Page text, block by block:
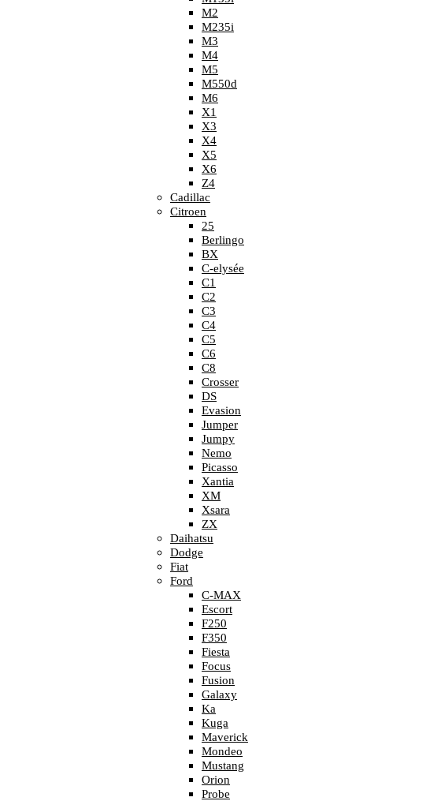
M2
M235i
M3
M4
M5
M550d
M6
X1
X3
X4
X5
X6
Z4
Cadillac
Citroen
25
Berlingo
BX
C-elysée
C1
C2
C3
C4
C5
C6
C8
Crosser
DS
Evasion
Jumper
Jumpy
Nemo
Picasso
Xantia
XM
Xsara
ZX
Daihatsu
Dodge
Fiat
Ford
C-MAX
Escort
F250
F350
Fiesta
Focus
Fusion
Galaxy
Ka
Kuga
Maverick
Mondeo
Mustang
Orion
Probe